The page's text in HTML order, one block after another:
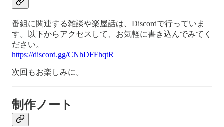
番組に関連する雑談や楽屋話は、Discordで行っていま
す。以下からアクセスして、お気軽に書き込んでみてく
ださい。
https://discord.gg/CNhDFFhqtR
次回もお楽しみに。
制作ノート